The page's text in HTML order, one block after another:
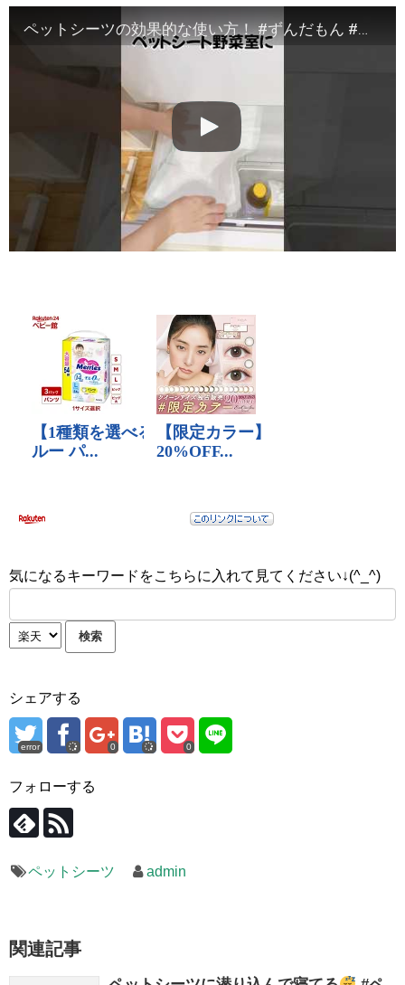
ペットシーツの効果的な使い方！ #ずんだもん #プチ知識 #一分でわかる
気になるキーワードをこちらに入れて見てください↓(^_^)
シェアする
error 0 0
フォローする
ペットシーツ admin
関連記事